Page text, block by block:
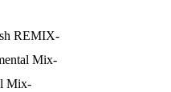
REMIX-
Mix-
Mix-